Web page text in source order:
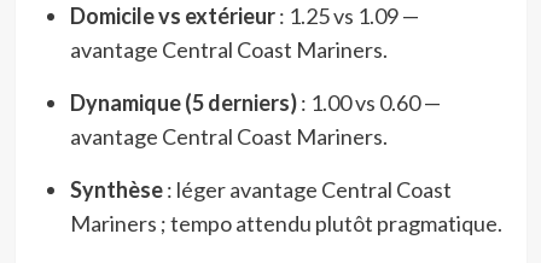
Domicile vs extérieur: 1.25 vs 1.09 —
avantage Central Coast Mariners.
Dynamique (5 derniers): 1.00 vs 0.60 —
avantage Central Coast Mariners.
Synthèse: léger avantage Central Coast
Mariners ; tempo attendu plutôt pragmatique.